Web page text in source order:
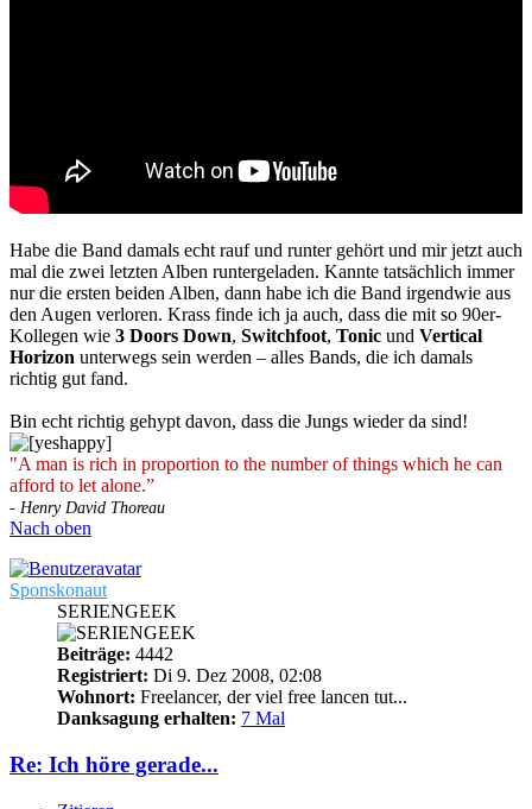
Habe die Band damals echt rauf und runter gehört und mir jetzt auch
mal die zwei letzten Alben runtergeladen. Kannte tatsächlich immer
nur die ersten beiden Alben, dann habe ich die Band irgendwie aus
den Augen verloren. Krass finde ich ja auch, dass die mit so 90er-
Kollegen wie 3 Doors Down, Switchfoot, Tonic und Vertical
Horizon unterwegs sein werden – alles Bands, die ich damals
richtig gut fand.
Bin echt richtig gehypt davon, dass die Jungs wieder da sind!
"A man is rich in proportion to the number of things which he can
afford to let alone.”
- Henry David Thoreau
Nach oben
Sponskonaut
SERIENGEEK
Beiträge: 4442
Registriert: Di 9. Dez 2008, 02:08
Wohnort: Freelancer, der viel free lancen tut...
Danksagung erhalten: 7 Mal
Re: Ich höre gerade...